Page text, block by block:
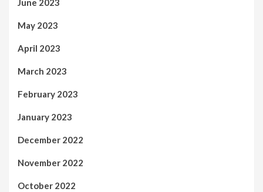
June 2023
May 2023
April 2023
March 2023
February 2023
January 2023
December 2022
November 2022
October 2022